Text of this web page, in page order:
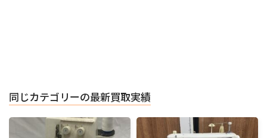
同じカテゴリーの最新買取実績